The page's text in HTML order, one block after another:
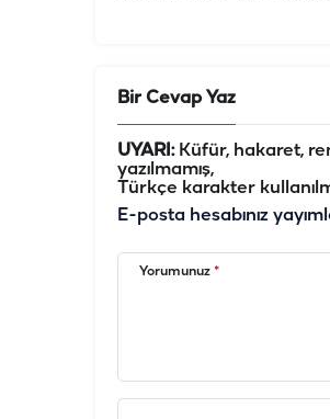
Bir Cevap Yaz
UYARI:Küfür, hakaret,
yazılmamış,
Türkçe karakter
E-posta hesabınız
Yorumunuz *